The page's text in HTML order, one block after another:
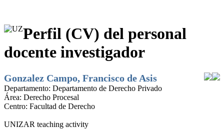
Perfil (CV) del personal
docente investigador
Gonzalez Campo, Francisco de Asis
Departamento: Departamento de Derecho Privado
Área: Derecho Procesal
Centro: Facultad de Derecho
UNIZAR teaching activity